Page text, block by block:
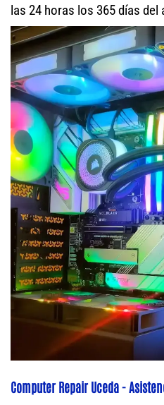
las 24 horas los 365 días del
Computer Repair Uceda -